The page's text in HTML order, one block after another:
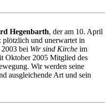
Hegenbarth, der am 10. April
plötzlich und unerwartet in
bei Wir sind Kirche im
Oktober 2005 Mitglied des
Wir werden seine
ausgleichende Art und sein